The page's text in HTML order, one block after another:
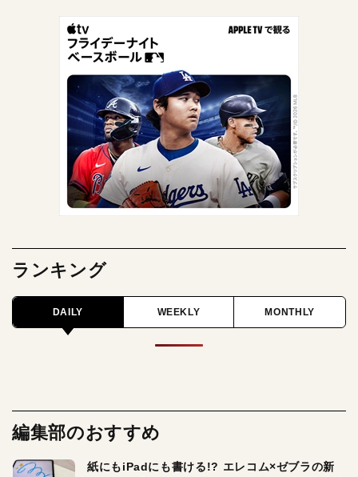
ランキング
DAILY WEEKLY MONTHLY
編集部のおすすめ
紙にもiPadにも書ける!? エレコム×ゼブラの新